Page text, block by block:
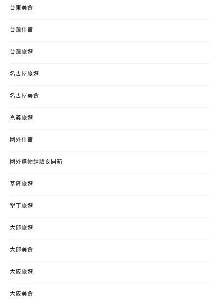
台東美食
台灣住宿
台灣旅遊
名古屋旅遊
名古屋美食
嘉義旅遊
國外住宿
國外購物經驗＆開箱
基隆旅遊
墾丁旅遊
大邱旅遊
大邱美食
大阪旅遊
大阪美食